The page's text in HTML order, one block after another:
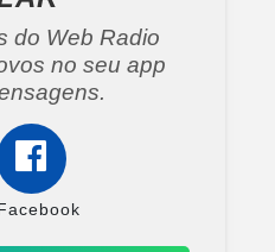
do Web Radio
no seu app